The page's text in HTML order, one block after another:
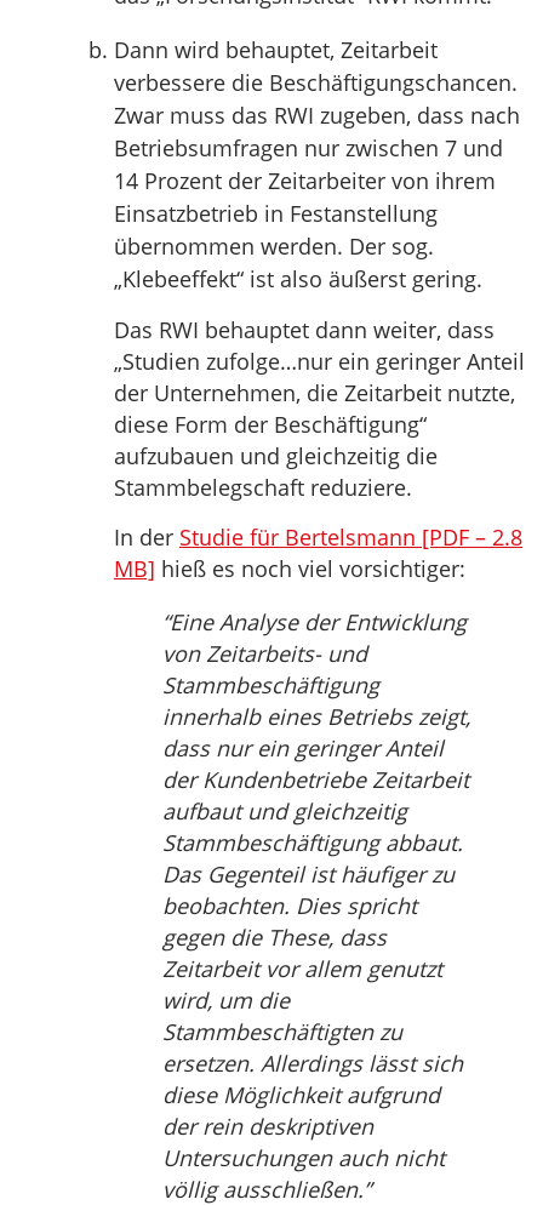
Dann wird behauptet, Zeitarbeit
verbessere die Beschäftigungschancen.
Zwar muss das RWI zugeben, dass nach
Betriebsumfragen nur zwischen 7 und
14 Prozent der Zeitarbeiter von ihrem
Einsatzbetrieb in Festanstellung
übernommen werden. Der sog.
„Klebeeffekt“ ist also äußerst gering.
Das RWI behauptet dann weiter, dass
„Studien zufolge…nur ein geringer Anteil
der Unternehmen, die Zeitarbeit nutzte,
diese Form der Beschäftigung“
aufzubauen und gleichzeitig die
Stammbelegschaft reduziere.
In der Studie für Bertelsmann [PDF – 2.8
MB] hieß es noch viel vorsichtiger:
“Eine Analyse der Entwicklung
von Zeitarbeits- und
Stammbeschäftigung
innerhalb eines Betriebs zeigt,
dass nur ein geringer Anteil
der Kundenbetriebe Zeitarbeit
aufbaut und gleichzeitig
Stammbeschäftigung abbaut.
Das Gegenteil ist häufiger zu
beobachten. Dies spricht
gegen die These, dass
Zeitarbeit vor allem genutzt
wird, um die
Stammbeschäftigten zu
ersetzen. Allerdings lässt sich
diese Möglichkeit aufgrund
der rein deskriptiven
Untersuchungen auch nicht
völlig ausschließen.”